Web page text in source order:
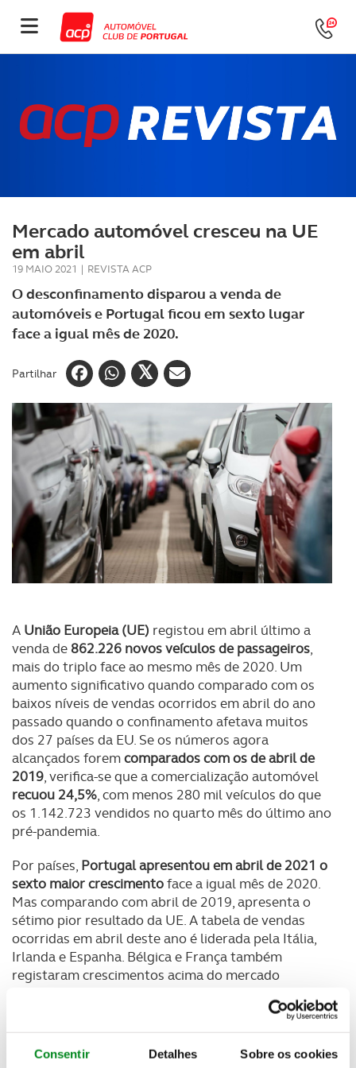
Consentir Detalhes Sobre os cookies
Mercado automóvel cresceu na UE
em abril
19 MAIO 2021 | REVISTA ACP
O desconfinamento disparou a venda de
automóveis e Portugal ficou em sexto lugar
face a igual mês de 2020.
Partilhar
A União Europeia (UE) registou em abril último a
venda de 862.226 novos veículos de passageiros,
mais do triplo face ao mesmo mês de 2020. Um
aumento significativo quando comparado com os
baixos níveis de vendas ocorridos em abril do ano
passado quando o confinamento afetava muitos
dos 27 países da EU. Se os números agora
alcançados foremcomparados com os de abril de
2019, verifica-se que a comercialização automóvel
recuou 24,5%, com menos 280 mil veículos do que
os 1.142.723 vendidos no quarto mês do último ano
pré-pandemia.
Por países, Portugal apresentou em abril de 2021 o
sexto maior crescimentoface a igual mês de 2020.
Mas comparando com abril de 2019, apresenta o
sétimo pior resultado da UE. A tabela de vendas
ocorridas em abril deste ano é liderada pela Itália,
Irlanda e Espanha. Bélgica e França também
registaram crescimentos acima do mercado
também foram animadores para as marcas na EU,
com as vendas a
aumentarem 24,4%
face a 2020,